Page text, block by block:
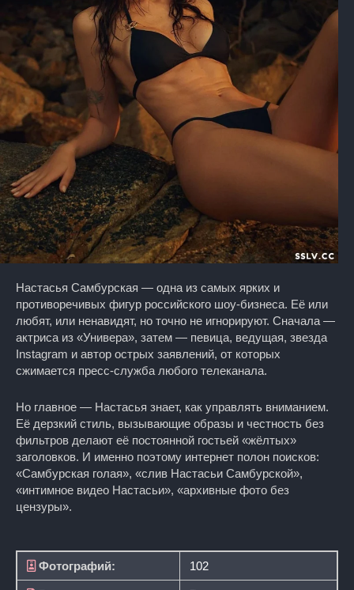
Настасья Самбурская — одна из самых ярких и
противоречивых фигур российского шоу-бизнеса. Её или
любят, или ненавидят, но точно не игнорируют. Сначала —
актриса из «Универа», затем — певица, ведущая, звезда
Instagram и автор острых заявлений, от которых
сжимается пресс-служба любого телеканала.
Но главное — Настасья знает, как управлять вниманием.
Её дерзкий стиль, вызывающие образы и честность без
фильтров делают её постоянной гостьей «жёлтых»
заголовков. И именно поэтому интернет полон поисков:
«Самбурская голая», «слив Настасьи Самбурской»,
«интимное видео Настасьи», «архивные фото без
цензуры».
Фотографий: 102